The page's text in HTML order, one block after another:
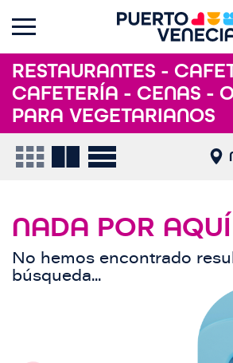
RESTAURANTES -
CAFETERÍA - CENAS -
PARA VEGETARIANOS
NADA POR AQUÍ
No hemos encontrado
búsqueda...